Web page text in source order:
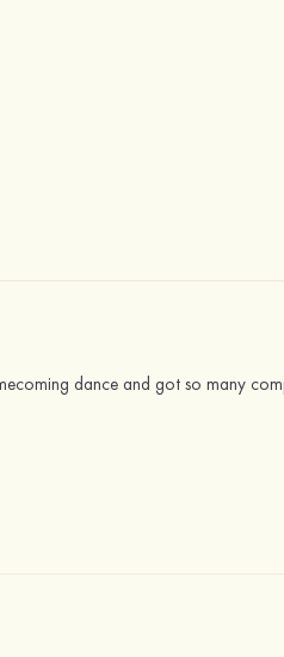
dance and got so many